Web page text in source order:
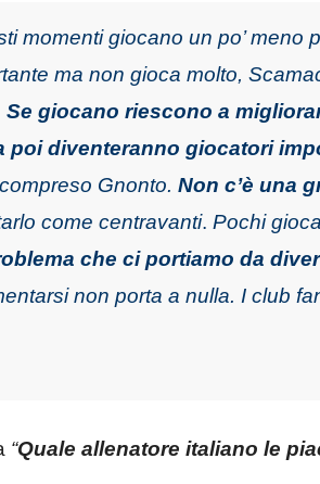
momenti giocano un po’ meno
ma non gioca molto,
Se giocano riescono a
poi diventeranno giocatori
Gnonto. Non c’è una
come centravanti. Pochi
che ci portiamo da
non porta a nulla. I club
“Quale allenatore italiano le